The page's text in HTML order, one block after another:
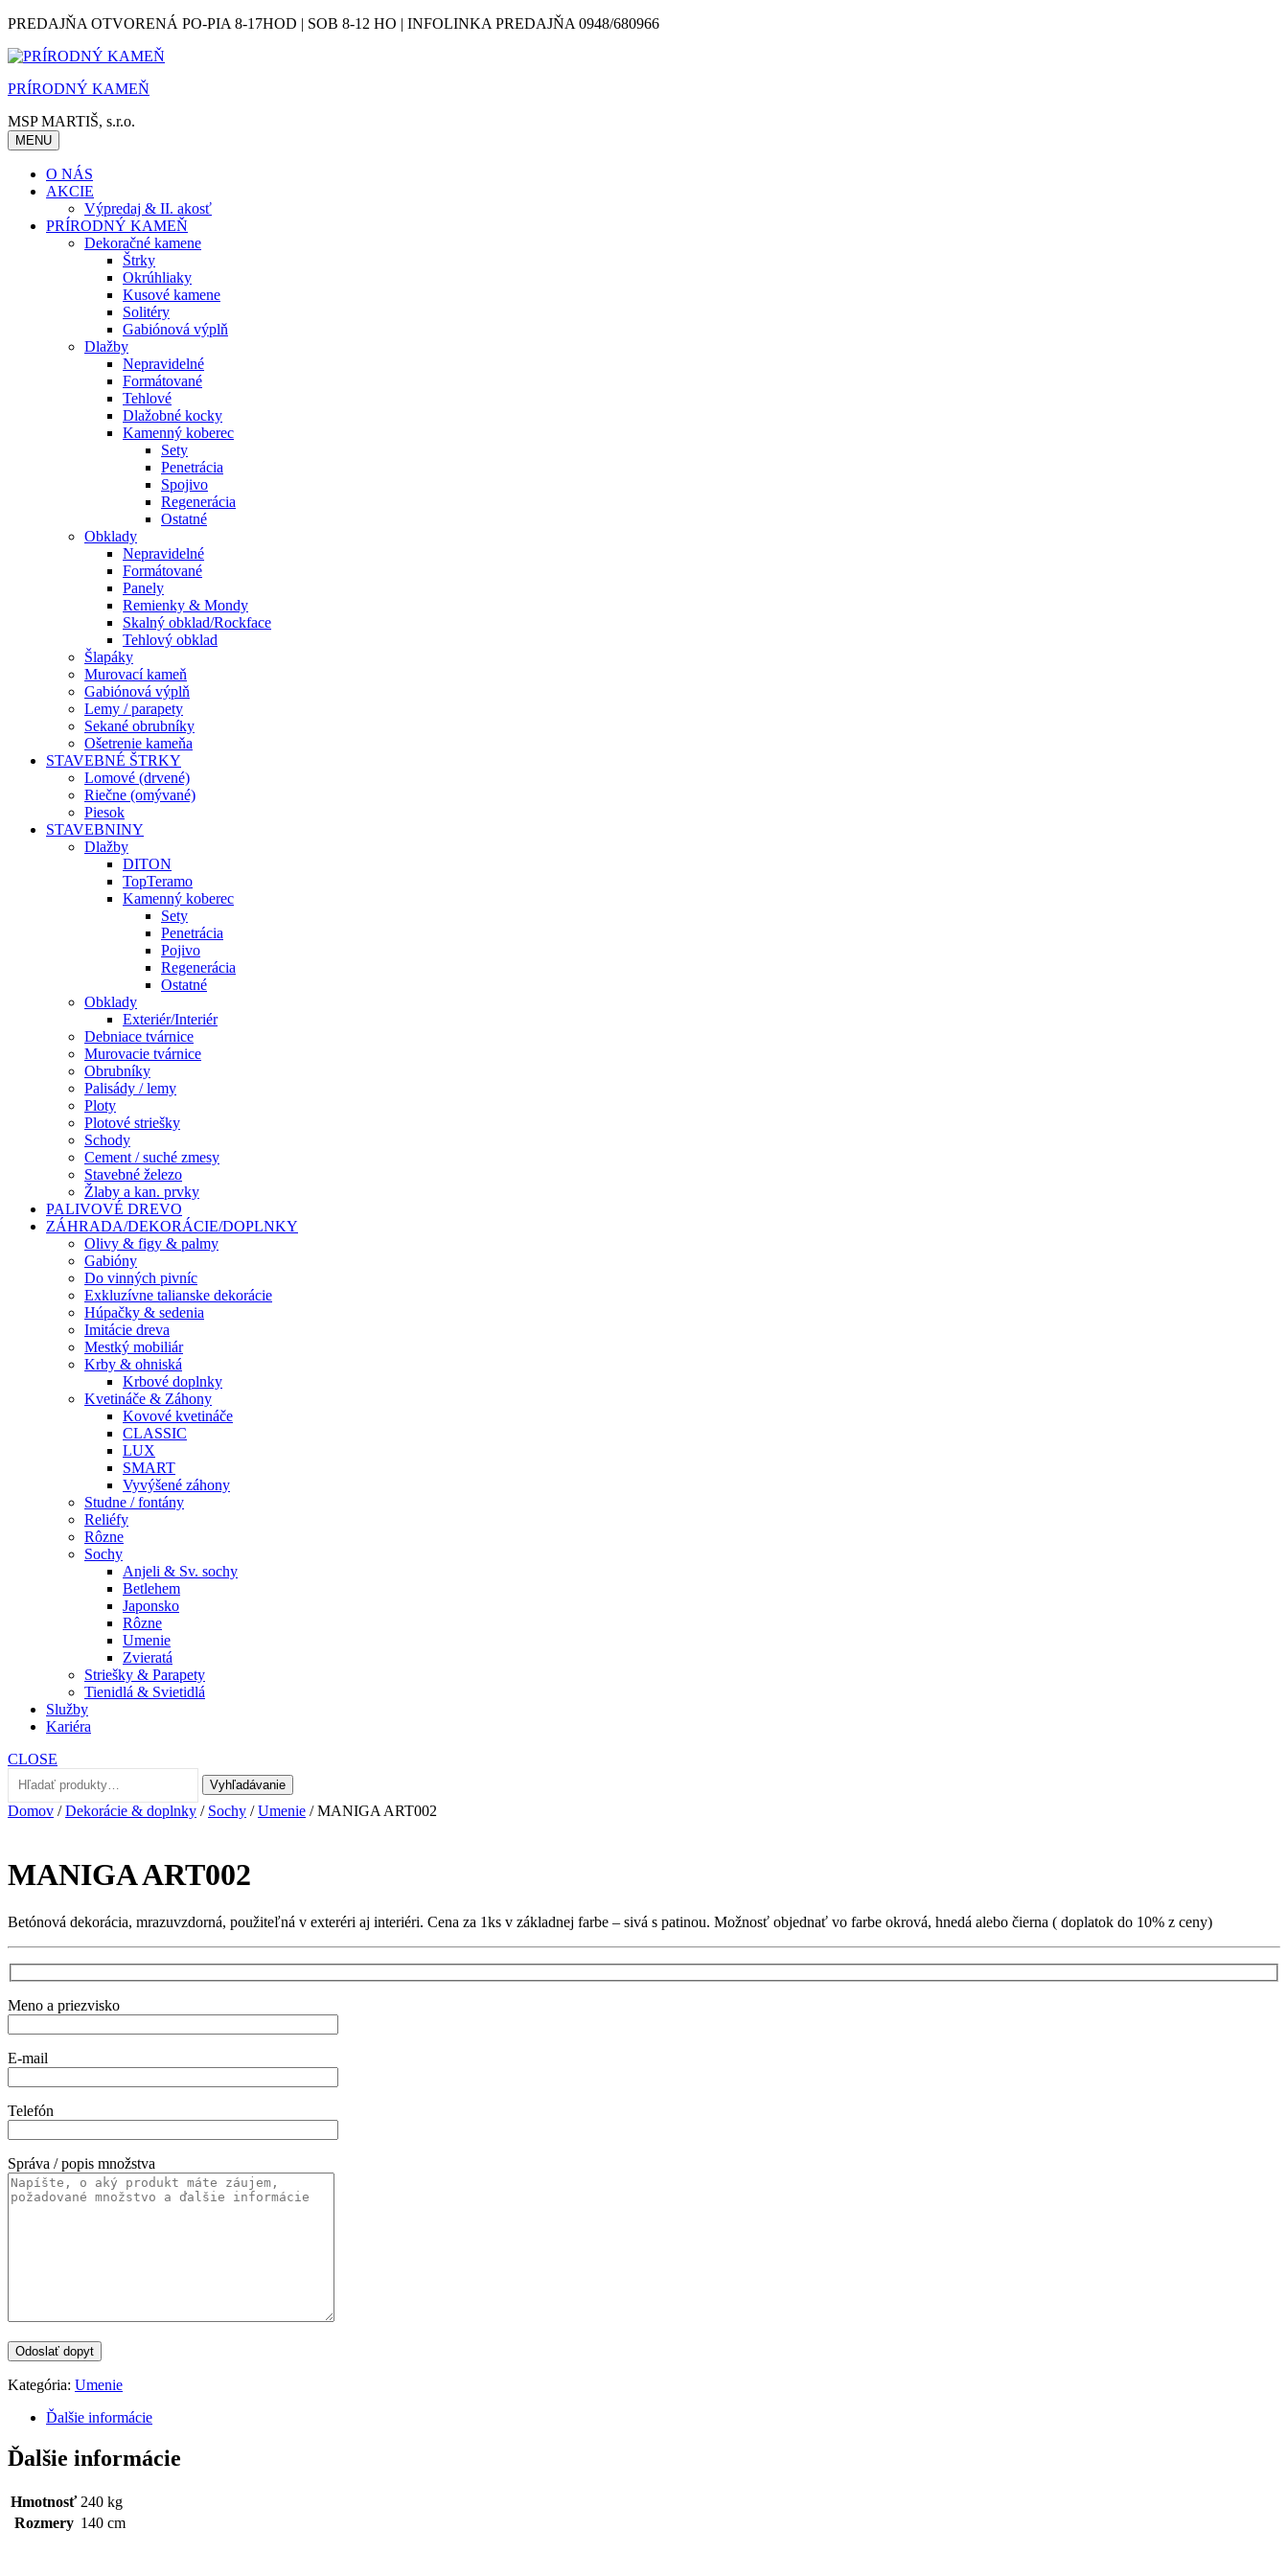
Skip
content
PREDAJŇA OTVORENÁ PO-PIA 8-17HOD | SOB 8-12 HO | INFOLINKA PREDAJŇA 0948/680966
PRÍRODNÝ KAMEŇ
MSP MARTIŠ, s.r.o.
MENU
O NÁS
AKCIE
Výpredaj & II. akosť
PRÍRODNÝ KAMEŇ
Dekoračné kamene
Štrky
Okrúhliaky
Kusové kamene
Solitéry
Gabiónová výplň
Dlažby
Nepravidelné
Formátované
Tehlové
Dlažobné kocky
Kamenný koberec
Sety
Penetrácia
Spojivo
Regenerácia
Ostatné
Obklady
Nepravidelné
Formátované
Panely
Remienky & Mondy
Skalný obklad/Rockface
Tehlový obklad
Šlapáky
Murovací kameň
Gabiónová výplň
Lemy / parapety
Sekané obrubníky
Ošetrenie kameňa
STAVEBNÉ ŠTRKY
Lomové (drvené)
Riečne (omývané)
Piesok
STAVEBNINY
Dlažby
DITON
TopTeramo
Kamenný koberec
Sety
Penetrácia
Pojivo
Regenerácia
Ostatné
Obklady
Exteriér/Interiér
Debniace tvárnice
Murovacie tvárnice
Obrubníky
Palisády / lemy
Ploty
Plotové striešky
Schody
Cement / suché zmesy
Stavebné železo
Žlaby a kan. prvky
PALIVOVÉ DREVO
ZÁHRADA/DEKORÁCIE/DOPLNKY
Olivy & figy & palmy
Gabióny
Do vinných pivníc
Exkluzívne talianske dekorácie
Húpačky & sedenia
Imitácie dreva
Mestký mobiliár
Krby & ohniská
Krbové doplnky
Kvetináče & Záhony
Kovové kvetináče
CLASSIC
LUX
SMART
Vyvýšené záhony
Studne / fontány
Reliéfy
Rôzne
Sochy
Anjeli & Sv. sochy
Betlehem
Japonsko
Rôzne
Umenie
Zvieratá
Striešky & Parapety
Tienidlá & Svietidlá
Služby
Kariéra
CLOSE
Vyhľadávanie
Domov /Dekorácie & doplnky / Sochy /Umenie / MANIGA ART002
MANIGA ART002
Betónová dekorácia, mrazuvzdorná, použiteľná v exteréri aj interiéri. Cena za 1ks v základnej farbe – sivá s patinou. Možnosť objednať vo farbe okrová, hnedá alebo čierna ( doplatok do 10% z ceny)
Meno a priezvisko
E-mail
Telefón
Správa / popis množstva
Kategória: Umenie
Ďalšie informácie
Ďalšie informácie
Hmotnosť 240 kg
Rozmery 140 cm